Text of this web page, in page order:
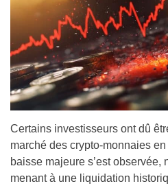
Certains investisseurs ont dû
marché des crypto-monnaies
baisse majeure s’est observée,
menant à une liquidation